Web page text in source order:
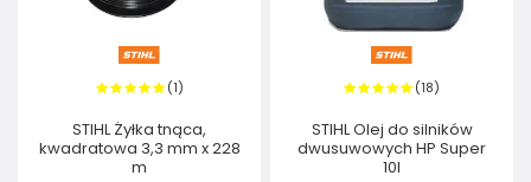
(1)
STIHL Żyłka tnąca,
kwadratowa 3,3 mm x 228
m
(18)
STIHL Olej do silników
dwusuwowych HP Super
10l